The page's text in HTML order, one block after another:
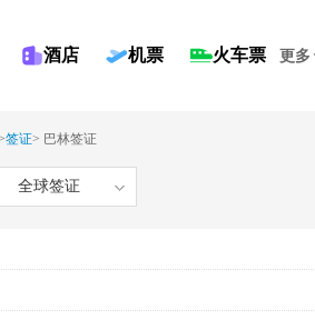
酒店 机票 火车票 更多
签证> 巴林签证
全球签证